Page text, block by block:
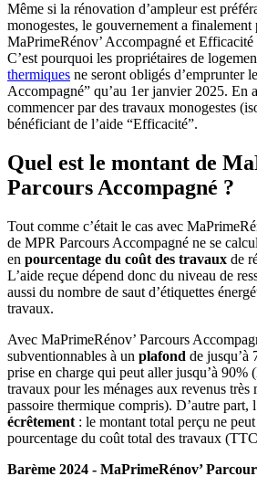
Même si la rénovation d’ampleur est
monogestes, le gouvernement a
MaPrimeRénov’ Accompagné et
C’est pourquoi les propriétaires de
thermiques ne seront obligés d’emprunter
Accompagné” qu’au 1er janvier 2025. En
commencer par des travaux monogestes
bénéficiant de l’aide “Efficacité”.
Quel est le montant de
Parcours Accompagné ?
Tout comme c’était le cas avec
de MPR Parcours Accompagné ne se
en pourcentage du coût des travaux de
L’aide reçue dépend donc du niveau de
aussi du nombre de saut d’étiquettes
travaux.
Avec MaPrimeRénov’ Parcours
subventionnables à un plafond de jusqu’à
prise en charge qui peut aller jusqu’à 90%
travaux pour les ménages aux revenus très
passoire thermique compris). D’autre part,
écrêtement : le montant total perçu ne
pourcentage du coût total des travaux
Barème 2024 - MaPrimeRénov’